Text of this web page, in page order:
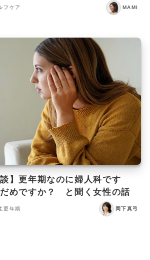
フケア MAMI
談】更年期なのに婦人科です
めですか？ と聞く女性の話
更年期 岡下真弓